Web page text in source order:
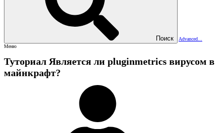
Поиск
Advanced...
Меню
Туториал Является ли pluginmetrics вирусом в
майнкрафт?